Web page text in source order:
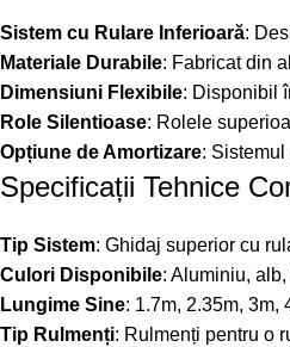
Sistem cu Rulare Inferioară:
Materiale Durabile: Fabricat din
Dimensiuni Flexibile: Disponibil
Role Silentioase: Rolele
Opțiune de Amortizare:
Specificații Tehnice
Tip Sistem: Ghidaj superior cu
Culori Disponibile: Aluminiu,
Lungime Sine: 1.7m, 2.35m, 3m,
Tip Rulmenți: Rulmenți pentru o